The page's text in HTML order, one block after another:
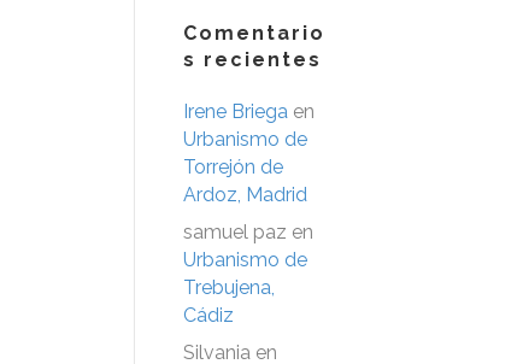
Comentario
s recientes
Irene Briega en
Urbanismo de
Torrejón de
Ardoz, Madrid
samuel paz en
Urbanismo de
Trebujena,
Cádiz
Silvania en